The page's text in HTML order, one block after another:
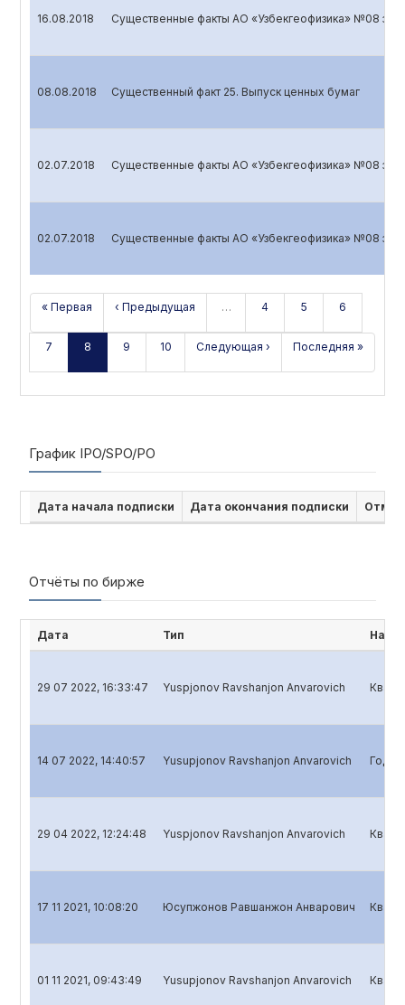
16.08.2018 Существенные факты АО «Узбекгеофизика» №08 за
08.08.2018 Cущественный факт 25. Выпуск ценных бумаг
02.07.2018 Существенные факты АО «Узбекгеофизика» №08 за
02.07.2018 Существенные факты АО «Узбекгеофизика» №08 за
« Первая ‹ Предыдущая … 4 5 6
7 8 9 10 Следующая › Последняя »
График IPO/SPO/PO
Дата начала подписки Дата окончания подписки
Отчёты по бирже
Дата Тип
29 07 2022, 16:33:47 Yuspjonov Ravshanjon Anvarovich
14 07 2022, 14:40:57 Yusupjonov Ravshanjon Anvarovich
29 04 2022, 12:24:48 Yuspjonov Ravshanjon Anvarovich
17 11 2021, 10:08:20 Юсупжонов Равшанжон Анварович
01 11 2021, 09:43:49 Yusupjonov Ravshanjon Anvarovich